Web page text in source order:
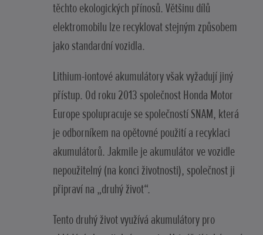
těchto ekologických přínosů. Většinu dílů
elektromobilu lze recyklovat stejným způsobem
jako standardní vozidla.
Lithium-iontové akumulátory však vyžadují jiný
přístup. Od roku 2013 společnost Honda Motor
Europe spolupracuje se společností SNAM, která
je odborníkem na opětovné použití a recyklaci
akumulátorů. Jakmile je akumulátor ve vozidle
nepoužitelný (na konci životnosti), společnost ji
připraví na „druhý život“.
Tento druhý život využívá akumulátory pro